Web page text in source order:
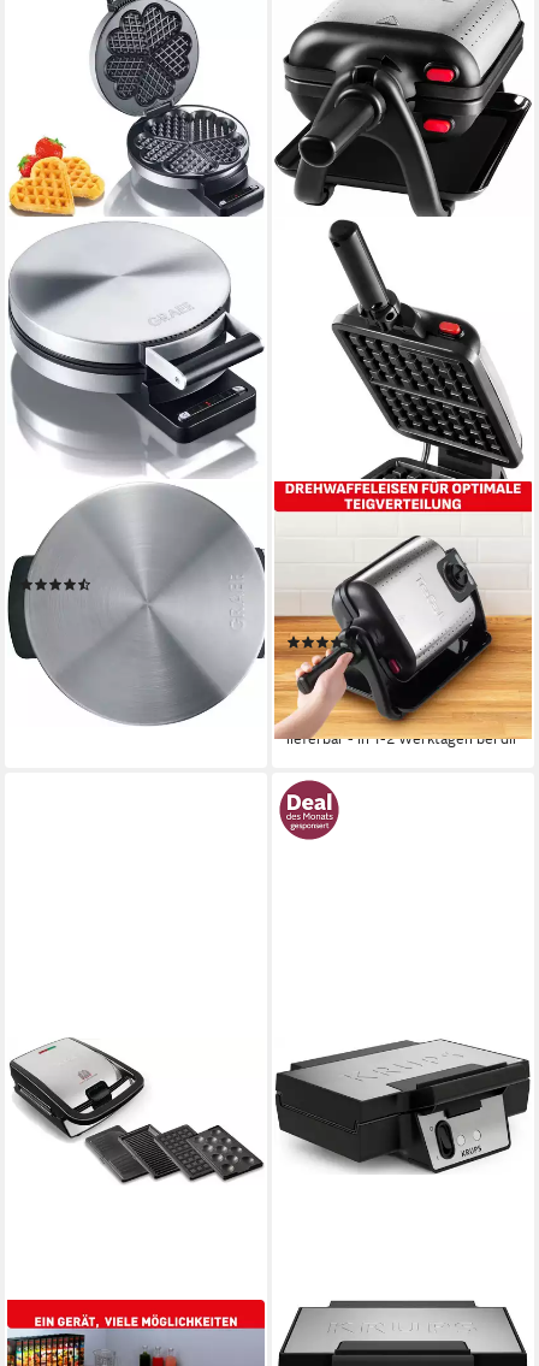
GRAEF
Waffeleisen WA 80, Edelstahl
matt, 850 W
UVP109,99 €
-22%
lieferbar - in 1-2 Werktagen bei dir
TEFAL
Waffeleisen WM756D
Kingsize, 1200 W, für 2
belgische Waffeln, mit Dreh-
Funktion, antihaftbeschichtet
(115)
139,03 € UVP189,99 €
12,70 €
mtl. in 12 Raten
-27%
lieferbar - in 1-2 Werktagen bei dir